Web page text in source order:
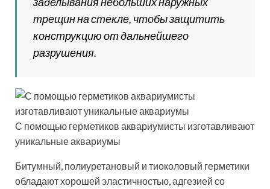
трещин на стекле, чтобы защитить
конструкцию от дальнейшего
разрушения.
С помощью герметиков аквариумисты изготавливают
уникальные аквариумы
Битумный, полиуретановый и тиоколовый герметики
обладают хорошей эластичностью, адгезией со